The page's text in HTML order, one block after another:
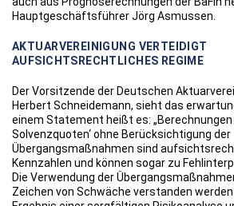
Hauptgeschäftsführer Jörg Asmussen.
AKTUARVEREINIGUNG VERTEIDIGT
AUFSICHTSRECHTLICHES REGIME
Der Vorsitzende der Deutschen
Herbert Schneidemann, sieht das
einem Statement heißt es: „Berechnungen
Solvenzquoten‘ ohne Berücksichtigung der
Übergangsmaßnahmen sind
Kennzahlen und können sogar zu
Die Verwendung der
Zeichen von Schwäche verstanden